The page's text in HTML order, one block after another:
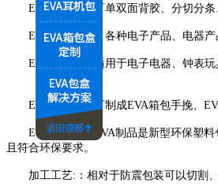
EVA加工性：可单双面背胶、分切分
EVA应用范围：各种电子产品、电器产
EVA包装内衬适用于电子电器、钟表玩
EVA异形磨制可制成EVA箱包手挽、
EVA的特点：EVA制品是新型环保塑料
且符合环保要求。
加工工艺:：相对于防震包装可以切割、